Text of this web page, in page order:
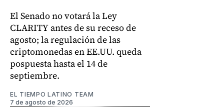
El Senado no votará la Ley
CLARITY antes de su receso de
agosto; la regulación de las
criptomonedas en EE.UU. queda
pospuesta hasta el 14 de
septiembre.
EL TIEMPO LATINO TEAM
7 de agosto de 2026